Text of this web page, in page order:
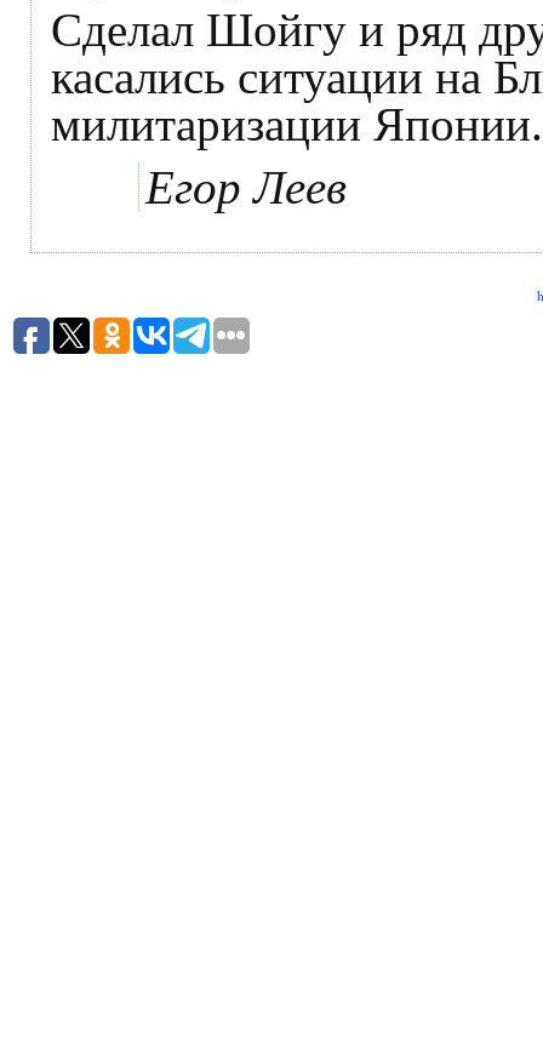
Сделал Шойгу и ряд
касались ситуации на
милитаризации Японии.
Егор Леев